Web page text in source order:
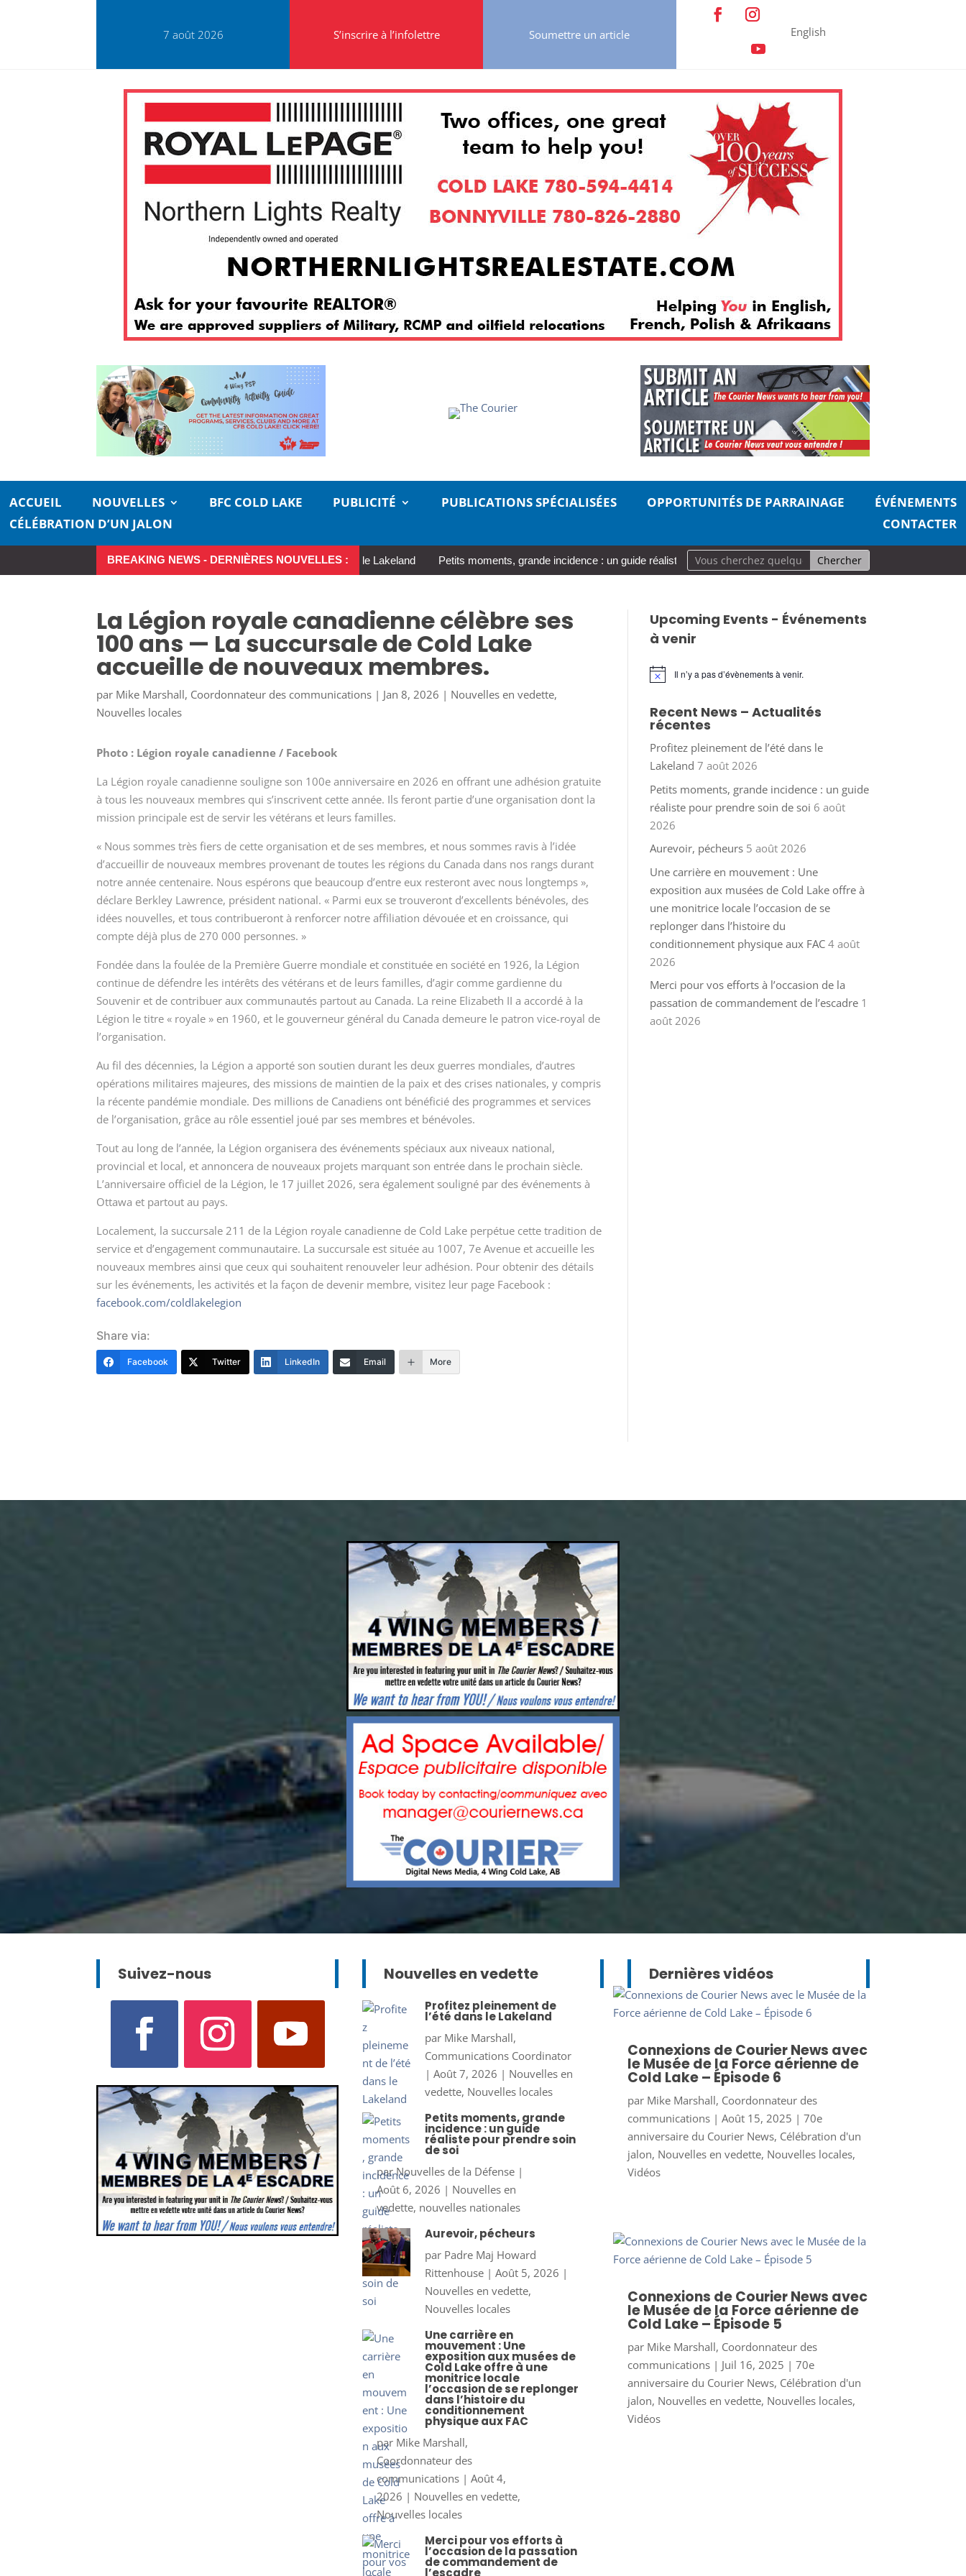
7 août 2026 S’inscrire à l’infolettre Soumettre un article English
ACCUEIL NOUVELLES BFC COLD LAKE PUBLICITÉ PUBLICATIONS SPÉCIALISÉES OPPORTUNITÉS DE PARRAINAGE
ÉVÉNEMENTS
CÉLÉBRATION D’UN JALON
CONTACTER
BREAKING NEWS - DERNIÈRES NOUVELLES :
Profitez pleinement de l’été dans le Lakeland Petits moments, grande incidence : un guide réaliste pour prendre soin de soi Aurevoir, pécheurs
La Légion royale canadienne célèbre ses
100 ans — La succursale de Cold Lake
accueille de nouveaux membres.
par Mike Marshall, Coordonnateur des communications | Jan 8, 2026 | Nouvelles en vedette,
Nouvelles locales
Photo : Légion royale canadienne / Facebook
La Légion royale canadienne souligne son 100e anniversaire en 2026 en offrant une adhésion gratuite
à tous les nouveaux membres qui s’inscrivent cette année. Ils feront partie d’une organisation dont la
mission principale est de servir les vétérans et leurs familles.
« Nous sommes très fiers de cette organisation et de ses membres, et nous sommes ravis à l’idée
d’accueillir de nouveaux membres provenant de toutes les régions du Canada dans nos rangs durant
notre année centenaire. Nous espérons que beaucoup d’entre eux resteront avec nous longtemps »,
déclare Berkley Lawrence, président national. « Parmi eux se trouveront d’excellents bénévoles, des
idées nouvelles, et tous contribueront à renforcer notre affiliation dévouée et en croissance, qui
compte déjà plus de 270 000 personnes. »
Fondée dans la foulée de la Première Guerre mondiale et constituée en société en 1926, la Légion
continue de défendre les intérêts des vétérans et de leurs familles, d’agir comme gardienne du
Souvenir et de contribuer aux communautés partout au Canada. La reine Elizabeth II a accordé à la
Légion le titre « royale » en 1960, et le gouverneur général du Canada demeure le patron vice-royal de
l’organisation.
Au fil des décennies, la Légion a apporté son soutien durant les deux guerres mondiales, d’autres
opérations militaires majeures, des missions de maintien de la paix et des crises nationales, y compris
la récente pandémie mondiale. Des millions de Canadiens ont bénéficié des programmes et services
de l’organisation, grâce au rôle essentiel joué par ses membres et bénévoles.
Tout au long de l’année, la Légion organisera des événements spéciaux aux niveaux national,
provincial et local, et annoncera de nouveaux projets marquant son entrée dans le prochain siècle.
L’anniversaire officiel de la Légion, le 17 juillet 2026, sera également souligné par des événements à
Ottawa et partout au pays.
Localement, la succursale 211 de la Légion royale canadienne de Cold Lake perpétue cette tradition de
service et d’engagement communautaire. La succursale est située au 1007, 7e Avenue et accueille les
nouveaux membres ainsi que ceux qui souhaitent renouveler leur adhésion. Pour obtenir des détails
sur les événements, les activités et la façon de devenir membre, visitez leur page Facebook :
facebook.com/coldlakelegion
Share via:
Facebook Twitter LinkedIn Email More
Upcoming Events - Événements
à venir
Notice Il n’y a pas d’évènements à venir.
Recent News – Actualités
récentes
Profitez pleinement de l’été dans le
Lakeland 7 août 2026
Petits moments, grande incidence : un guide
réaliste pour prendre soin de soi 6 août
2026
Aurevoir, pécheurs 5 août 2026
Une carrière en mouvement : Une
exposition aux musées de Cold Lake offre à
une monitrice locale l’occasion de se
replonger dans l’histoire du
conditionnement physique aux FAC 4 août
2026
Merci pour vos efforts à l’occasion de la
passation de commandement de l’escadre 1
août 2026
Suivez-nous Nouvelles en vedette
Profitez pleinement de
l’été dans le Lakeland
par Mike Marshall,
Communications Coordinator
| Août 7, 2026 | Nouvelles en
vedette, Nouvelles locales
Petits moments, grande
incidence : un guide
réaliste pour prendre soin
de soi
parNouvelles de la Défense|
Août 6, 2026 | Nouvelles en
vedette, nouvelles nationales
Aurevoir, pécheurs
par Padre Maj Howard
Rittenhouse| Août 5, 2026 |
Nouvelles en vedette,
Nouvelles locales
Une carrière en
mouvement : Une
exposition aux musées de
Cold Lake offre à une
monitrice locale
l’occasion de se replonger
dans l’histoire du
conditionnement
physique aux FAC
par Mike Marshall,
Coordonnateur des
communications| Août 4,
2026 | Nouvelles en vedette,
Nouvelles locales
Merci pour vos efforts à
l’occasion de la passation
de commandement de
l’escadre
Dernières vidéos
Connexions de Courier News avec
le Musée de la Force aérienne de
Cold Lake – Épisode 6
par Mike Marshall, Coordonnateur des
communications| Août 15, 2025 | 70e
anniversaire du Courier News, Célébration d'un
jalon, Nouvelles en vedette, Nouvelles locales,
Vidéos
Connexions de Courier News avec
le Musée de la Force aérienne de
Cold Lake – Épisode 5
par Mike Marshall, Coordonnateur des
communications| Juil 16, 2025 | 70e
anniversaire du Courier News, Célébration d'un
jalon, Nouvelles en vedette, Nouvelles locales,
Vidéos